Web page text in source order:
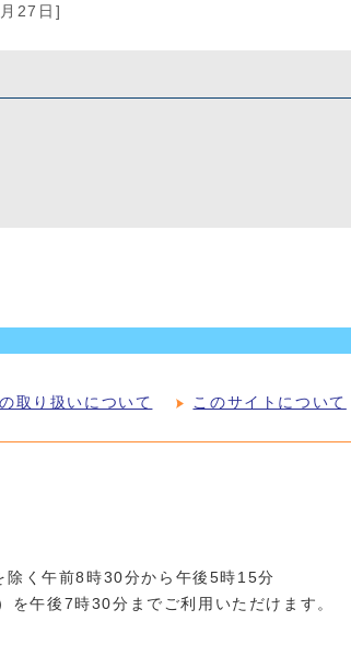
27日]
取り扱いについて このサイトについて
除く午前8時30分から午後5時15分
午後7時30分までご利用いただけます。